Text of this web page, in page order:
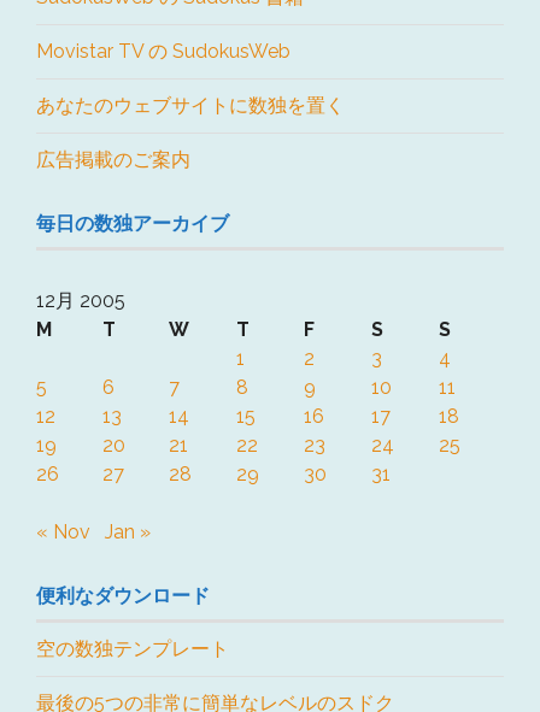
Movistar TV の SudokusWeb
あなたのウェブサイトに数独を置く
広告掲載のご案内
毎日の数独アーカイブ
12月 2005
M
T W T F S
S
1
2 3
4
5
6 7 8 9 10
11
12
13 14 15 16 17
18
19
20 21 22 23 24
25
26
27 28 29 30 31
« Nov Jan »
便利なダウンロード
空の数独テンプレート
最後の5つの非常に簡単なレベルのスドク